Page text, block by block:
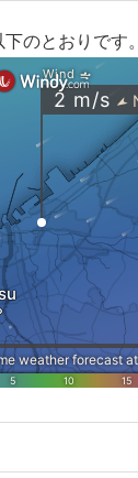
のとおりです。